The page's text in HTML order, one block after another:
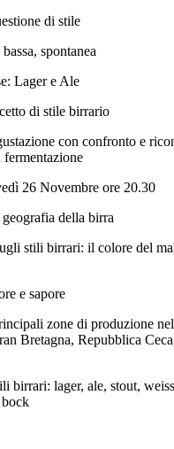
di stile
spontanea
Lager e Ale
di stile birrario
con confronto e
fermentazione
26 Novembre ore 20.30
della birra
stili birrari: il colore del
e sapore
zone di produzione
Bretagna, Repubblica
birrari: lager, ale, stout,